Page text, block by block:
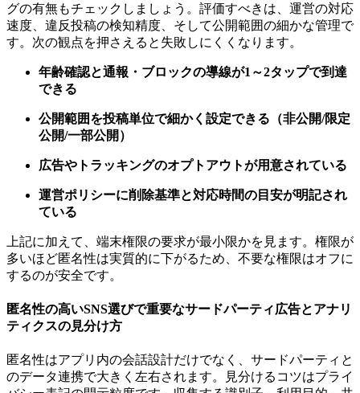
グの有無もチェックしましょう。評価すべきは、運営の対応
速度、違反投稿の検知精度、そして公開範囲の細かな管理で
す。次の観点を押さえると失敗しにくくなります。
年齢確認と通報・ブロックの導線が1～2タップで到達
できる
公開範囲を投稿単位で細かく設定できる（非公開/限定
公開/一部公開）
広告やトラッキングのオプトアウトが用意されている
運営ポリシーに削除基準と対応時間の目安が明記され
ている
上記に加えて、端末権限の要求が最小限かを見ます。権限が
多いほど匿名性は実質的に下がるため、不要な権限はオフに
するのが安全です。
匿名性の高いSNS選びで重要なサードパーティ広告とアナリ
ティクスの見分け方
匿名性はアプリ内の会話設計だけでなく、サードパーティと
のデータ連携で大きく左右されます。見分けるコツはプライ